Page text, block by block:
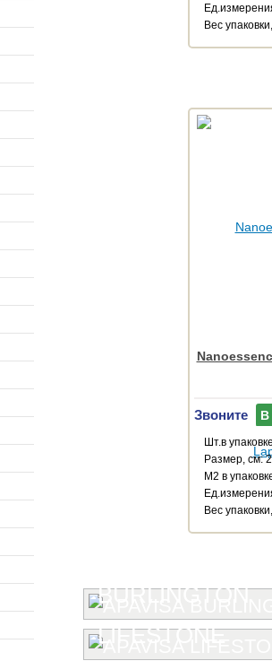
Веc
Звоните В
Шт.в
Размер, см:
М2 в
Веc
BURLINGTON
LIFESTONE